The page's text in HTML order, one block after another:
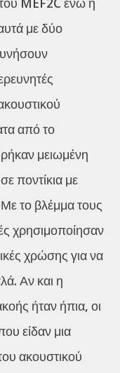
με δύο
από το
μειωμένη
ποντίκια με
το βλέμμα τους
χρησιμοποίησαν
χρώσης για να
Αν και η
ήταν ήπια, οι
είδαν μια
ακουστικού